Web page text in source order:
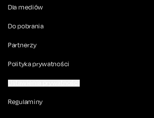
Dla mediów
Do pobrania
Partnerzy
Polityka prywatności
Regulaminy